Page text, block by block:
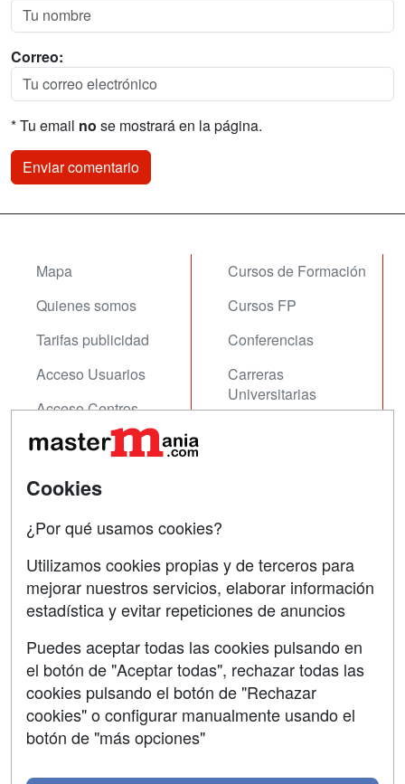
Correo:
* Tu email no se mostrará en la página.
Mapa
Quienes somos
Tarifas publicidad
Acceso Usuarios
Acceso Centros
Cursos de Formación
Cursos FP
Conferencias
Carreras
Universitarias
Contactar
Copyleft
Grupo formazion:
Cookies
¿Por qué usamos cookies?
Utilizamos cookies propias y de terceros para
mejorar nuestros servicios, elaborar información
estadística y evitar repeticiones de anuncios
Puedes aceptar todas las cookies pulsando en
el botón de "Aceptar todas", rechazar todas las
cookies pulsando el botón de "Rechazar
cookies" o configurar manualmente usando el
botón de "más opciones"